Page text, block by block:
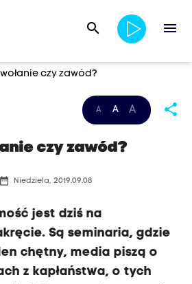
search menu
czy zawód?
A A A share
czy zawód?
date_range Niedziela, 2019.09.08
jest dziś na
Są seminaria, gdzie
chętny, media piszą o
z kapłaństwa, o tych